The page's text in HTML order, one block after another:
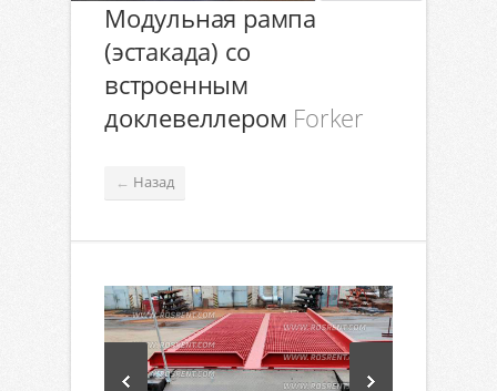
Модульная рампа
(эстакада) со
встроенным
доклевеллером Forker
← Назад